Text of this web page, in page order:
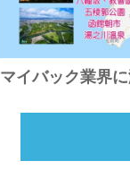
マイバック業界